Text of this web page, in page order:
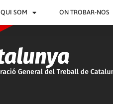
QUI SOM ON TROBAR-NOS